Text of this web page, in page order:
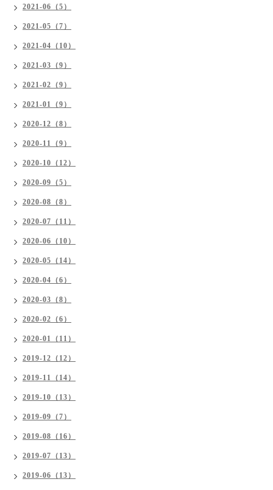
2021-06（5）
2021-05（7）
2021-04（10）
2021-03（9）
2021-02（9）
2021-01（9）
2020-12（8）
2020-11（9）
2020-10（12）
2020-09（5）
2020-08（8）
2020-07（11）
2020-06（10）
2020-05（14）
2020-04（6）
2020-03（8）
2020-02（6）
2020-01（11）
2019-12（12）
2019-11（14）
2019-10（13）
2019-09（7）
2019-08（16）
2019-07（13）
2019-06（13）